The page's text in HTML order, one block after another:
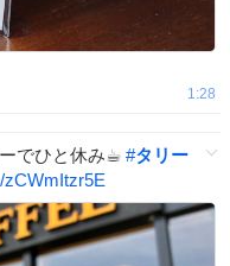
1:28
でひと休み☕︎ #タリー
zCWmItzr5E